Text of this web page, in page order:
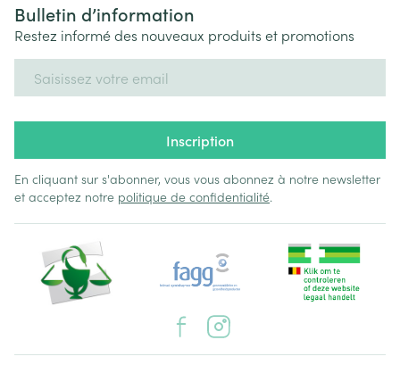
Bulletin d’information
Restez informé des nouveaux produits et promotions
Inscription
En cliquant sur s'abonner, vous vous abonnez à notre newsletter
et acceptez notre politique de confidentialité.